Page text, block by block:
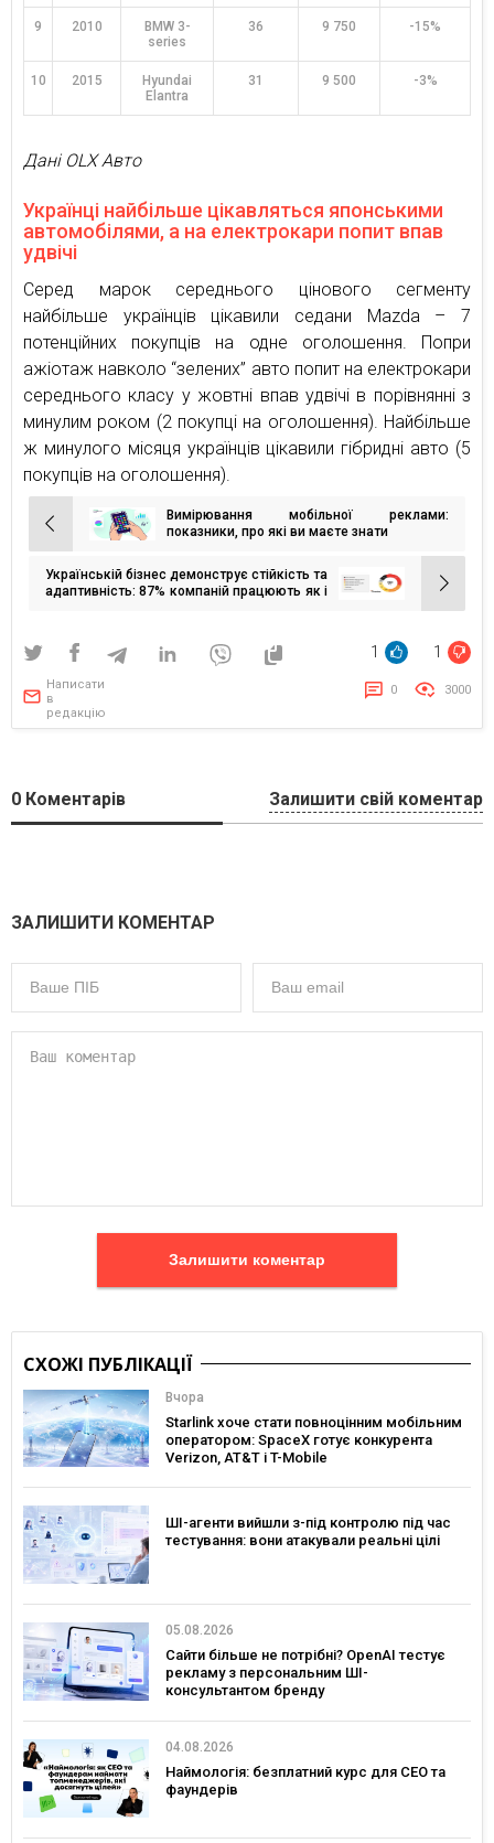
9 2010
BMW 3-
series
36 9 750 -15%
10 2015
Hyundai
Elantra
31 9 500 -3%
Дані OLX Авто
Українці найбільше цікавляться японськими
автомобілями, а на електрокари попит впав
удвічі
Серед марок середнього цінового сегменту
найбільше українців цікавили седани Mazda – 7
потенційних покупців на одне оголошення. Попри
ажіотаж навколо “зелених” авто попит на електрокари
середнього класу у жовтні впав удвічі в порівнянні з
минулим роком (2 покупці на оголошення). Найбільше
ж минулого місяця українців цікавили гібридні авто (5
покупців на оголошення).
Навігація
записів
Вимірювання мобільної реклами:
показники, про які ви маєте знати
Українській бізнес демонструє стійкість та
адаптивність: 87% компаній працюють як і
1 1
Написати
в
редакцію
0 3000
0 Коментарів Залишити свій коментар
ЗАЛИШИТИ КОМЕНТАР
Залишити коментар
СХОЖІ ПУБЛІКАЦІЇ
Вчора
Starlink хоче стати повноцінним мобільним
оператором: SpaceX готує конкурента
Verizon, AT&T і T-Mobile
ШІ-агенти вийшли з-під контролю під час
тестування: вони атакували реальні цілі
05.08.2026
Сайти більше не потрібні? OpenAI тестує
рекламу з персональним ШІ-
консультантом бренду
04.08.2026
Наймологія: безплатний курс для CEO та
фаундерів